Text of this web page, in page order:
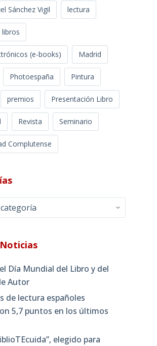
Sánchez Vigil lectura
libros
(e-books) Madrid
Photoespaña Pintura
premios Presentación Libro
Revista Seminario
Complutense
Día Mundial del Libro y del
Autor
de lectura españoles
5,7 puntos en los últimos
elegido para